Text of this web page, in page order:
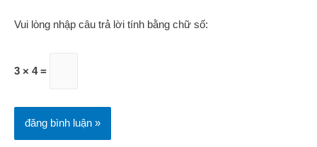
Vui lòng nhập câu trả lời tính bằng chữ số:
3 × 4 =